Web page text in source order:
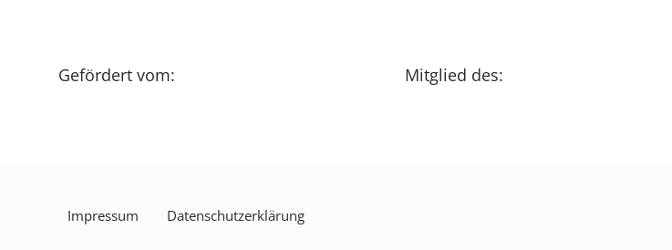
Gefördert vom: Mitglied des:
Impressum Datenschutzerklärung